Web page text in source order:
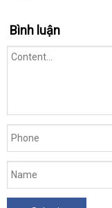
tín
trong
lớn.
Bình luận